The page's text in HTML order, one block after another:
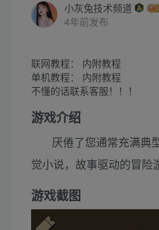
小灰兔技术频道
4年前发布
联网教程： 内附教程
单机教程： 内附教程
不懂的话联系客服！！！
游戏介绍
厌倦了您通常充满典
觉小说，故事驱动的冒险
游戏截图